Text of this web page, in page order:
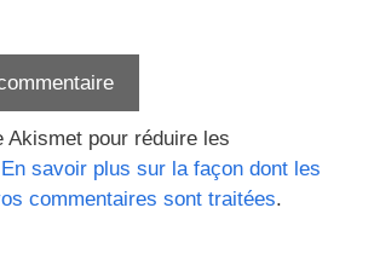
Akismet pour réduire les
En savoir plus sur la façon dont les
commentaires sont traitées.